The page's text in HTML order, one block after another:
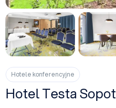
Hotele konferencyjne
Hotel Testa Sopot